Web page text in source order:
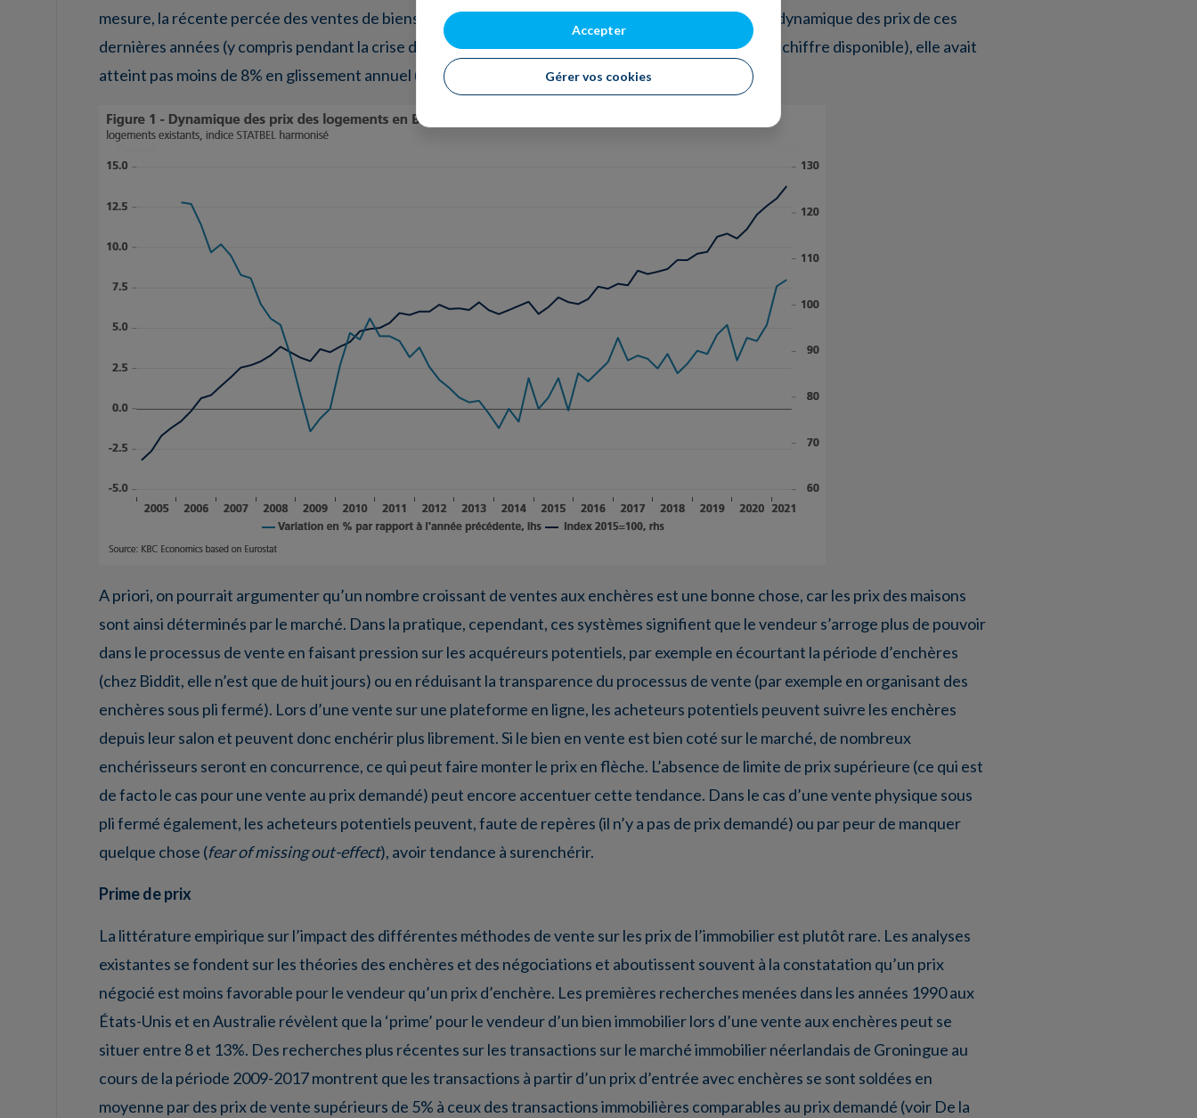
mesure, la récente percée des ventes de biens immobiliers aux enchères a contribué à accélérer la dynamique des prix de ces
dernières années (y compris pendant la crise du coronavirus). Au deuxième trimestre 2021 (dernier chiffre disponible), elle avait
atteint pas moins de 8% en glissement annuel (voir figure 1).
A priori, on pourrait argumenter qu’un nombre croissant de ventes aux enchères est une bonne chose, car les prix des maisons
sont ainsi déterminés par le marché. Dans la pratique, cependant, ces systèmes signifient que le vendeur s’arroge plus de pouvoir
dans le processus de vente en faisant pression sur les acquéreurs potentiels, par exemple en écourtant la période d’enchères
(chez Biddit, elle n’est que de huit jours) ou en réduisant la transparence du processus de vente (par exemple en organisant des
enchères sous pli fermé). Lors d’une vente sur une plateforme en ligne, les acheteurs potentiels peuvent suivre les enchères
depuis leur salon et peuvent donc enchérir plus librement. Si le bien en vente est bien coté sur le marché, de nombreux
enchérisseurs seront en concurrence, ce qui peut faire monter le prix en flèche. L’absence de limite de prix supérieure (ce qui est
de facto le cas pour une vente au prix demandé) peut encore accentuer cette tendance. Dans le cas d’une vente physique sous
pli fermé également, les acheteurs potentiels peuvent, faute de repères (il n’y a pas de prix demandé) ou par peur de manquer
quelque chose (fear of missing out-effect), avoir tendance à surenchérir.
Prime de prix
La littérature empirique sur l’impact des différentes méthodes de vente sur les prix de l’immobilier est plutôt rare. Les analyses
existantes se fondent sur les théories des enchères et des négociations et aboutissent souvent à la constatation qu’un prix
négocié est moins favorable pour le vendeur qu’un prix d’enchère. Les premières recherches menées dans les années 1990 aux
États-Unis et en Australie révèlent que la ‘prime’ pour le vendeur d’un bien immobilier lors d’une vente aux enchères peut se
situer entre 8 et 13%. Des recherches plus récentes sur les transactions sur le marché immobilier néerlandais de Groningue au
cours de la période 2009-2017 montrent que les transactions à partir d’un prix d’entrée avec enchères se sont soldées en
moyenne par des prix de vente supérieurs de 5% à ceux des transactions immobilières comparables au prix demandé (voir De la
Accepter
Gérer vos cookies